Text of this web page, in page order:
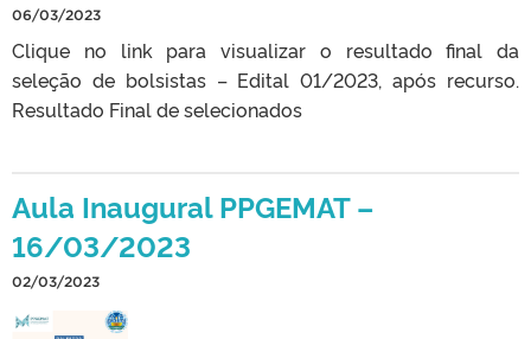
06/03/2023
Clique no link para visualizar o resultado final da
seleção de bolsistas – Edital 01/2023, após recurso.
Resultado Final de selecionados
Aula Inaugural PPGEMAT –
16/03/2023
02/03/2023